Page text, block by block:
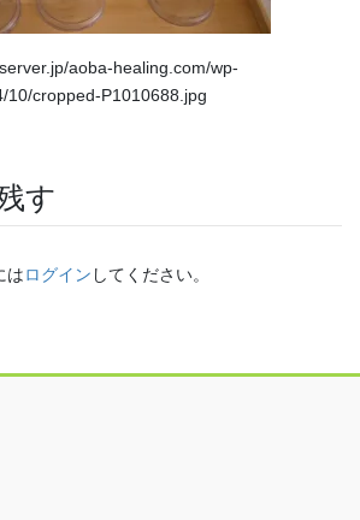
aoba-healing.com/wp-
10/cropped-P1010688.jpg
す
はログイン してください。